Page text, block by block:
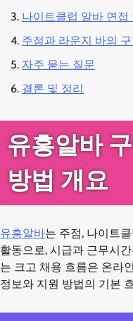
나이트클럽 알바 면접
주점과 라운지 바의
자주 묻는 질문
결론 및 정리
유흥알바
방법 개요
유흥알바는 주점, 나이트
활동으로, 시급과 근무시
는 크고 채용 흐름은 온라
정보와 지원 방법의 기본